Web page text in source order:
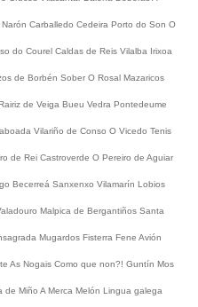
Narón Carballedo Cedeira Porto do Son O
do Courel Caldas de Reis Vilalba Irixoa
de Borbén Sober O Rosal Mazaricos
de Veiga Bueu Vedra Pontedeume
Vilariño de Conso O Vicedo Tenis
de Rei Castroverde O Pereiro de Aguiar
Becerreá Sanxenxo Vilamarín Lobios
Malpica de Bergantiños Santa
Mugardos Fisterra Fene Avión
As Nogais Como que non?! Guntín Mos
de Miño A Merca Melón Lingua galega